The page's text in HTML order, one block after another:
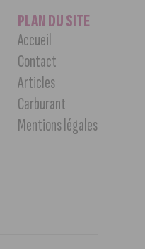
PLAN DU SITE
Accueil
Contact
Articles
Carburant
Mentions légales